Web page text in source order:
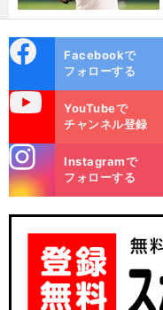
・
な
ok
Facebookで
フォローする
YouTubeで
チャンネル登録
m
Instagramで
フォローする